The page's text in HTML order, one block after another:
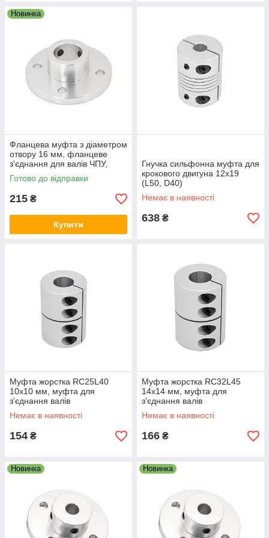
Новинка
Фланцева муфта з діаметром
отвору 16 мм, фланцеве
з'єднання для валів ЧПУ,
редукторів і приводів
Готово до відправки
215 ₴
Купити
Гнучка сильфонна муфта для
крокового двигуна 12х19
(L50, D40)
Немає в наявності
638 ₴
Муфта жорстка RC25L40
10x10 мм, муфта для
з'єднання валів
Немає в наявності
154 ₴
Муфта жорстка RC32L45
14x14 мм, муфта для
з'єднання валів
Немає в наявності
166 ₴
Новинка Новинка